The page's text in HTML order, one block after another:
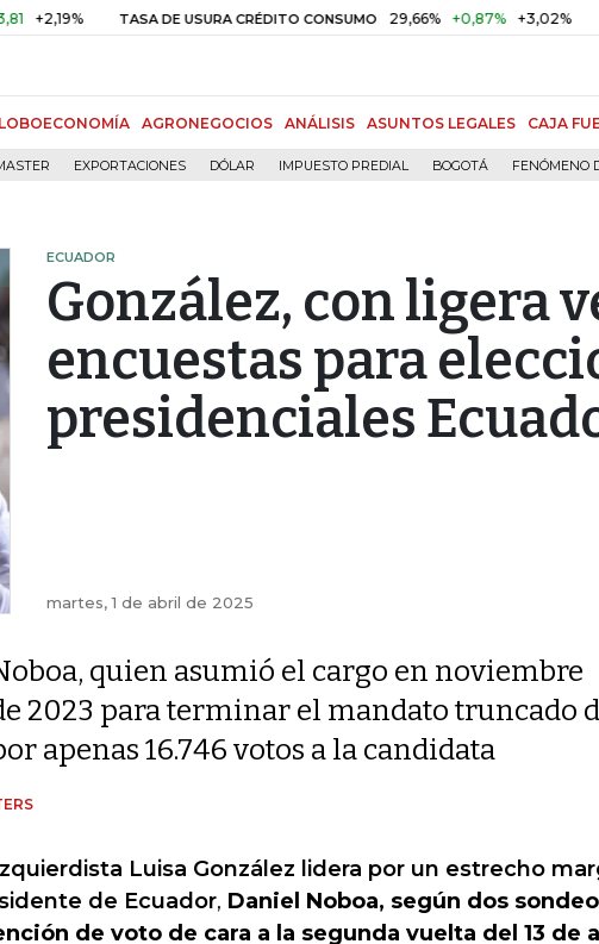
TASA DE USURA CRÉDITO CONSUMO 29,66% +0,87% +3,02% DTF
AGRONEGOCIOS ANÁLISIS ASUNTOS LEGALES CAJA
EXPORTACIONES DÓLAR IMPUESTO PREDIAL BOGOTÁ FENÓMENO
ECUADOR
González, con ligera
encuestas para
presidenciales
martes, 1 de abril de 2025
quien asumió el cargo en noviembre
2023 para terminar el mandato truncado
apenas 16.746 votos a la candidata
Luisa González lidera por un estrecho
de Ecuador, Daniel Noboa, según dos
de voto de cara a la segunda vuelta del 13 de